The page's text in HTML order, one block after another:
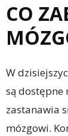
CO
W
są dostępne
zastanawia
mózgowi.